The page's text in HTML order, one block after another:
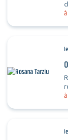
le
le